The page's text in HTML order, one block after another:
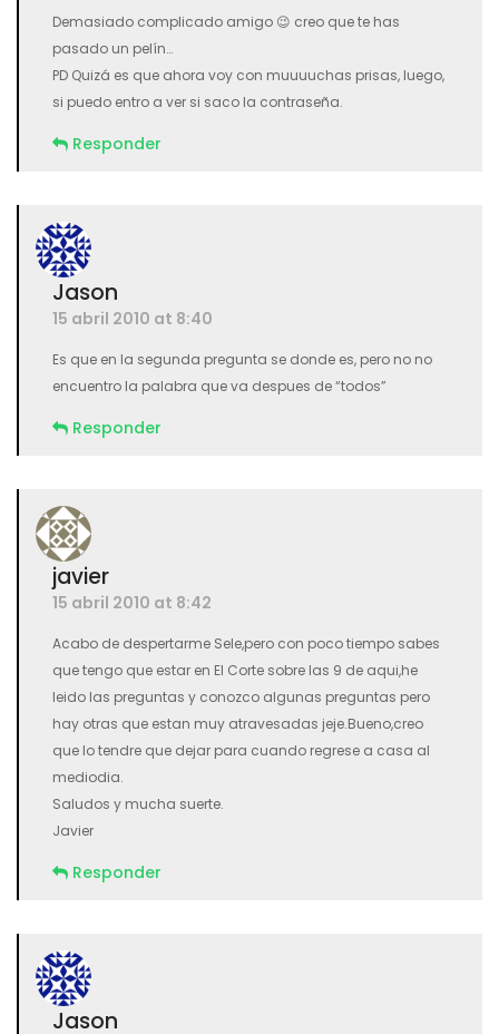
Demasiado complicado amigo 😉 creo que te has
pasado un pelín…
PD Quizá es que ahora voy con muuuuchas prisas, luego,
si puedo entro a ver si saco la contraseña.
Responder
Jason
15 abril 2010 at 8:40
Es que en la segunda pregunta se donde es, pero no no
encuentro la palabra que va despues de “todos”
Responder
javier
15 abril 2010 at 8:42
Acabo de despertarme Sele,pero con poco tiempo sabes
que tengo que estar en El Corte sobre las 9 de aqui,he
leido las preguntas y conozco algunas preguntas pero
hay otras que estan muy atravesadas jeje.Bueno,creo
que lo tendre que dejar para cuando regrese a casa al
mediodia.
Saludos y mucha suerte.
Javier
Responder
Jason